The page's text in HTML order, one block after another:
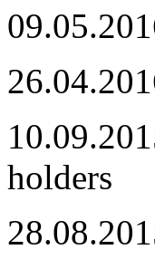
holders